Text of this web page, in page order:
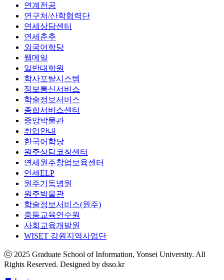
연계전공
연구처/산학협력단
연세상담센터
연세춘추
외국어학당
웹메일
일반대학원
학사포탈시스템
정보통신서비스
학술정보서비스
종합서비스센터
중앙박물관
취업안내
한국어학당
원주상담코칭센터
연세원주창업보육센터
연세ELP
원주기독병원
원주박물관
학술정보서비스(원주)
중등교육연수원
사회교육개발원
WISET 강원지역사업단
ⓒ 2025 Graduate School of Information, Yonsei University. All
Rights Reserved. Designed by dsso.kr